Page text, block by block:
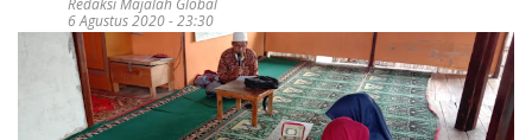
Redaksi Majalah Global
6 Agustus 2020 - 23:30